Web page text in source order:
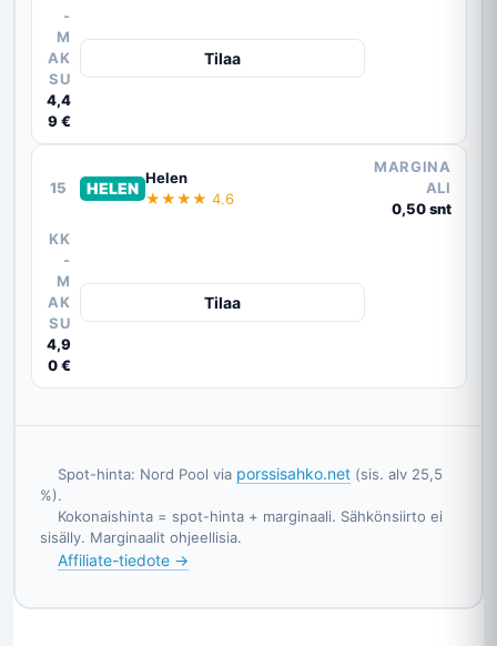
-
M
AK
SU
4,4
9 €
Tilaa
15 HELEN
Helen
★★★★ 4.6
MARGINA
ALI
0,50 snt
KK
-
M
AK
SU
4,9
0 €
Tilaa
    Spot-hinta: Nord Pool via
porssisahko.net (sis. alv 25,5
%).
sisälly. Marginaalit ohjeellisia.
Affiliate-tiedote →